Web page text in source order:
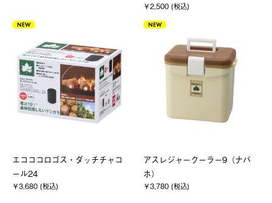
￥2,500 (税込)
NEW
エコココロゴス・ダッチチャコ
ール24
￥3,680 (税込)
NEW
アスレジャークーラー9（ナバ
ホ）
￥3,780 (税込)